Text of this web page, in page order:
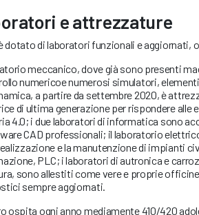
e attrezzature
dotato di laboratori funzionali e aggiornati,
meccanico, dove già sono presenti
numericoe numerosi simulatori,
a partire da settembre 2020, è
di ultima generazione per rispondere alle
4.0; i due laboratori di informatica sono
CAD professionali; il laboratorio
e la manutenzione di impianti
PLC; i laboratori di autronica e
sono allestiti come vere e proprie
sempre aggiornati.
ospita ogni anno mediamente 410/420